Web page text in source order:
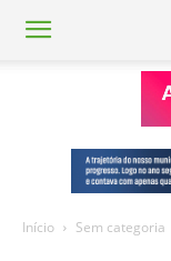
Início Sem categoria